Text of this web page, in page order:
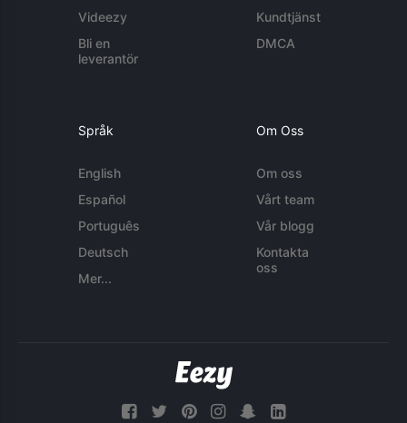
Videezy
Bli en
leverantör
Kundtjänst
DMCA
Språk
English
Español
Português
Deutsch
Mer...
Om Oss
Om oss
Vårt team
Vår blogg
Kontakta
oss